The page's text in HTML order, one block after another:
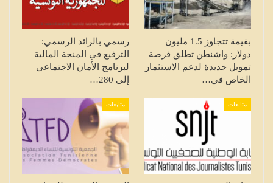
بقيمة تتجاوز 1.5 مليون
دولار: واشنطن تطلق فرصة
تمويل جديدة لدعم الاستثمار
الخاص في…
رسمي بالرائد الرسمي:
الترفيع في المنحة المالية
لبرنامج الأمان الاجتماعي
إلى 280…
متابعات متابعات